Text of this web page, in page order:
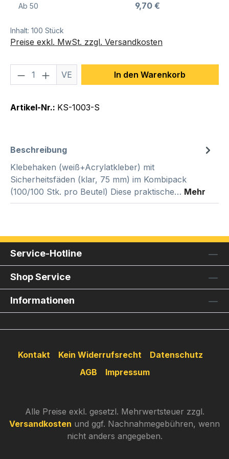
Ab 50 9,70 €
Inhalt: 100 Stück
Preise exkl. MwSt. zzgl. Versandkosten
Produkt Anzahl: Gib den
VE In den Warenkorb
Artikel-Nr.: KS-1003-S
Beschreibung
Klebehaken (weiß+Acrylatkleber) mit
Sicherheitsfäden (klar, 75 mm) im Kombipack
(100/100 Stk. pro Beutel) Diese praktische… Mehr
Service-Hotline
Shop Service
Informationen
Kontakt Kein Widerrufsrecht
Datenschutz
AGB
Impressum
Alle Preise exkl. gesetzl. Mehrwertsteuer zzgl.
Versandkosten und ggf. Nachnahmegebühren, wenn
nicht anders angegeben.